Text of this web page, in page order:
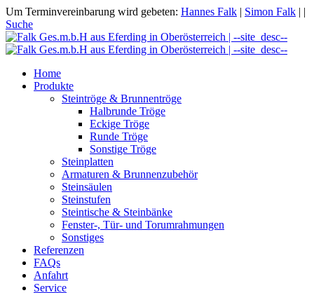
Um Terminvereinbarung wird gebeten: Hannes Falk | Simon Falk | |
Suche
Home
Produkte
Steintröge & Brunnentröge
Halbrunde Tröge
Eckige Tröge
Runde Tröge
Sonstige Tröge
Steinplatten
Armaturen & Brunnenzubehör
Steinsäulen
Steinstufen
Steintische & Steinbänke
Fenster-, Tür- und Torumrahmungen
Sonstiges
Referenzen
FAQs
Anfahrt
Service